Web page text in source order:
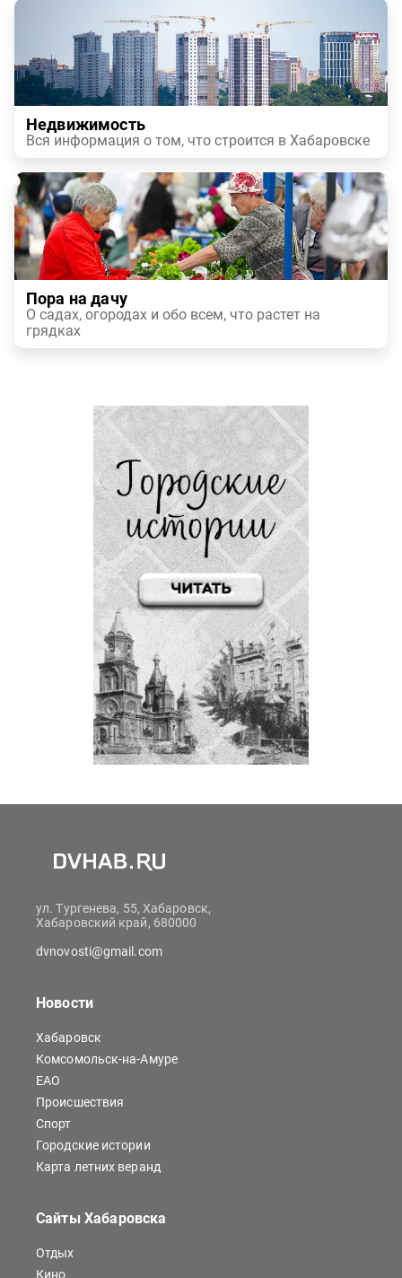
Недвижимость
Вся информация о том, что строится в Хабаровске
Пора на дачу
О садах, огородах и обо всем, что растет на
грядках
ул. Тургенева, 55, Хабаровск,
Хабаровский край, 680000
dvnovosti@gmail.com
Новости
Хабаровск
Комсомольск-на-Амуре
ЕАО
Происшествия
Спорт
Городские истории
Карта летних веранд
Сайты Хабаровска
Отдых
Кино